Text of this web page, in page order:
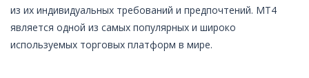
из их индивидуальных требований и предпочтений. MT4
является одной из самых популярных и широко
используемых торговых платформ в мире.